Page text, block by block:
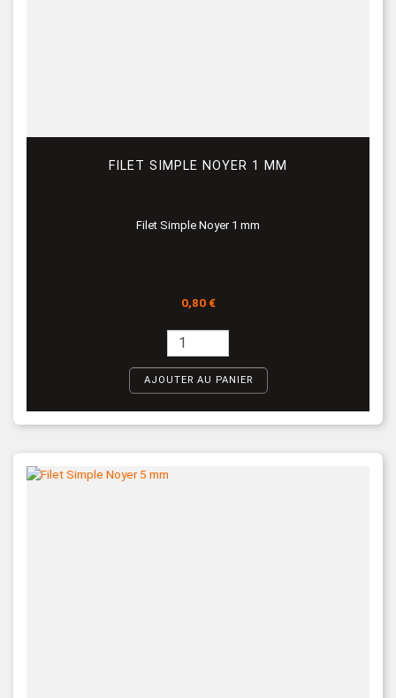
FILET SIMPLE NOYER 1 MM
Filet Simple Noyer 1 mm
Prix
0,80 €
AJOUTER AU PANIER